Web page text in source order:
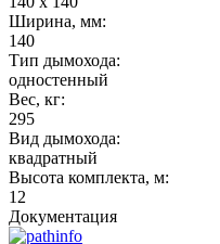
Ширина, мм:
140
Тип дымохода:
одностенный
Вес, кг:
295
Вид дымохода:
квадратный
Высота комплекта, м:
12
Документация